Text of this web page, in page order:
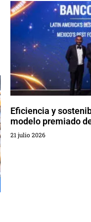
Eficiencia y
modelo premiado
21 julio 2026